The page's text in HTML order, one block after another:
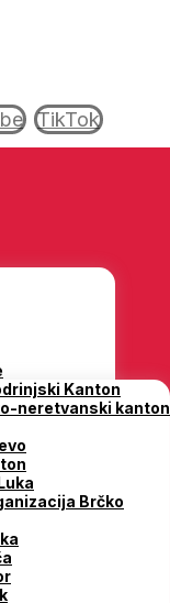
TikTok
Kanton
neretvanski kanton
Brčko